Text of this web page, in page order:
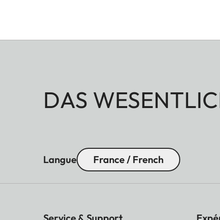
DAS
Langue France / French